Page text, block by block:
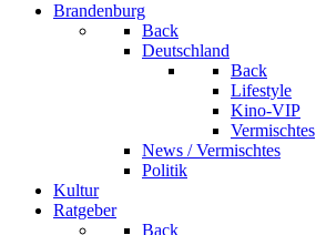
Brandenburg
Back
Deutschland
Back
Lifestyle
Kino-VIP
Vermischtes
News / Vermischtes
Politik
Kultur
Ratgeber
Back